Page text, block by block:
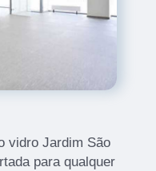
vidro Jardim São
para qualquer